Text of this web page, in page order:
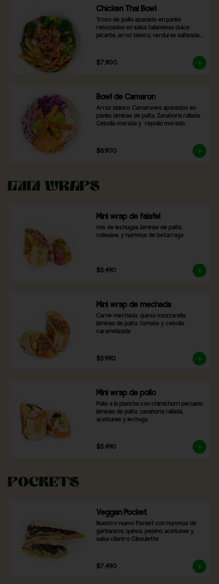
Chicken Thai Bowl
Trozo de pollo apanado en panko
rebozados en salsa tailandesa dulce
picante, arroz blanco, verduras salteadas,
$7.900
Bowl de Camaron
Arroz blanco, Camarones apanados en
panko, laminas de palta, Zanahoria rallada,
Cebolla morada y  repollo morado.
$8.900
Mini Wraps
Mini wrap de falafel
mix de lechugas, láminas de palta,
coleslaw, y hummus de betarraga
$5.490
Mini wrap de mechada
Carne mechada, queso mozzarella,
láminas de palta, tomate y cebolla
caramelizada
$5.990
Mini wrap de pollo
Pollo a la plancha con chimichurri peruano,
láminas de palta, zanahoria rallada,
aceitunas y lechuga
$5.490
Pockets
Veggan Pocket
Nuestro nuevo Pocket con hummus de
garbanzos, quinoa, pepino, aceitunas y
salsa cilantro Ciboulette
$7.490